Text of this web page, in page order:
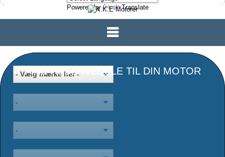
Powered by Translate
FIND RESERVEDELE TIL DIN MOTOR